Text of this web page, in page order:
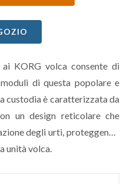
KORG volca consente di
di questa popolare e
custodia è caratterizzata da
un design reticolare che
degli urti, proteggendo
unità volca.